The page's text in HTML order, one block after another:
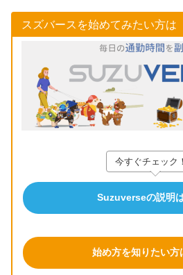
スズバースを始めてみたい方は
今すぐチェック
Suzuverseの説明
始め方を知りたい方